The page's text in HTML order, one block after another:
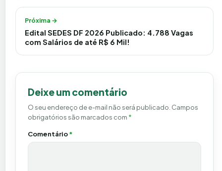
Próxima →
Edital SEDES DF 2026 Publicado: 4.788 Vagas
com Salários de até R$ 6 Mil!
Deixe um comentário
O seu endereço de e-mail não será publicado. Campos
obrigatórios são marcados com *
Comentário*